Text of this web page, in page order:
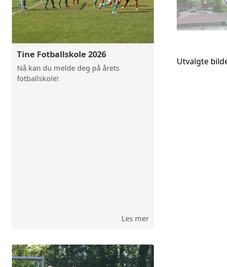
HISTORIE
Tine Fotballskole 2026
Nå kan du melde deg på årets
fotballskole!
Les mer
Utvalgte